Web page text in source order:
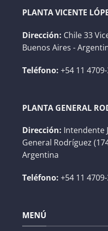
PLANTA VICENTE
Dirección: Chile 33
Buenos Aires -
Teléfono: +54 11
PLANTA GENERAL
Dirección: Intendente
General Rodríguez
Argentina
Teléfono: +54 11
MENÚ